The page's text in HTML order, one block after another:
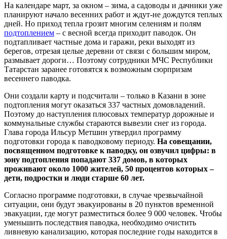
На календаре март, за окном – зима, а садоводы и дачники уже
планируют начало весенних работ и ждут-не дождутся теплых
дней. Но приход тепла грозит многим селениям и полям
подтоплением – с весной всегда приходит паводок. Он
подтапливает частные дома и гаражи, реки выходят из
берегов, отрезая целые деревни от связи с большим миром,
размывает дороги… Поэтому сотрудники МЧС Республики
Татарстан заранее готовятся к возможным сюрпризам
весеннего паводка.
Они создали карту и подсчитали – только в Казани в зоне
подтопления могут оказаться 337 частных домовладений.
Поэтому до наступления плюсовых температур дорожные и
коммунальные службы стараются вывезли снег из города.
Глава города Ильсур Метшин утвердил программу
подготовки города к паводковому периоду. На совещании,
посвященном подготовке к паводку, он озвучил цифры: в
зону подтопления попадают 337 домов, в которых
проживают около 1000 жителей, 50 процентов которых –
дети, подростки и люди старше 60 лет.
Согласно программе подготовки, в случае чрезвычайной
ситуации, они будут эвакуированы в 20 пунктов временной
эвакуации, где могут разместиться более 9 000 человек. Чтобы
уменьшить последствия паводка, необходимо очистить
ливневую канализацию, которая последние годы находится в